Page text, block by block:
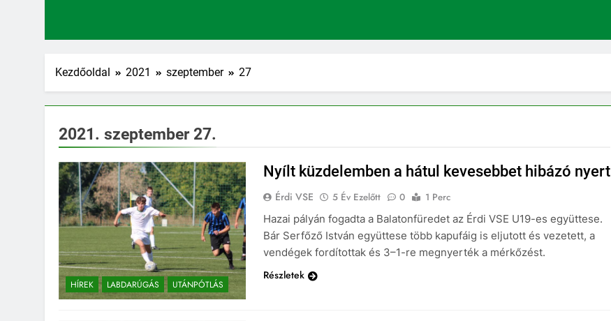
Kezdőoldal 2021 szeptember 27
2021. szeptember 27.
HÍREK LABDARÚGÁS UTÁNPÓTLÁS
Nyílt küzdelemben a hátul kevesebbet hibázó nyert
Érdi VSE 5 Év Ezelőtt 0
1 Perc
Hazai pályán fogadta a Balatonfüredet az Érdi VSE U19-es együttese.
Bár Serfőző István együttese több kapufáig is eljutott és vezetett, a
vendégek fordítottak és 3–1-re megnyerték a mérkőzést.
Részletek